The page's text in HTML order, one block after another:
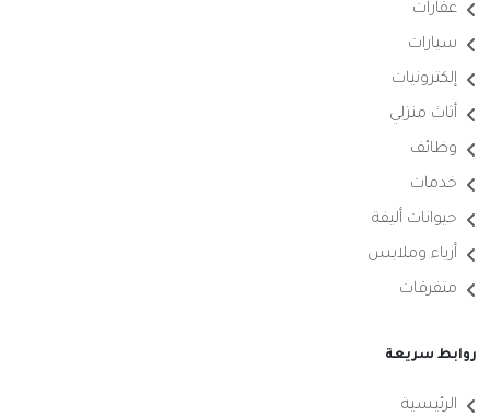
عقارات
سيارات
إلكترونيات
أثاث منزلي
وظائف
خدمات
حيوانات أليفة
أزياء وملابس
متفرقات
روابط سريعة
الرئيسية